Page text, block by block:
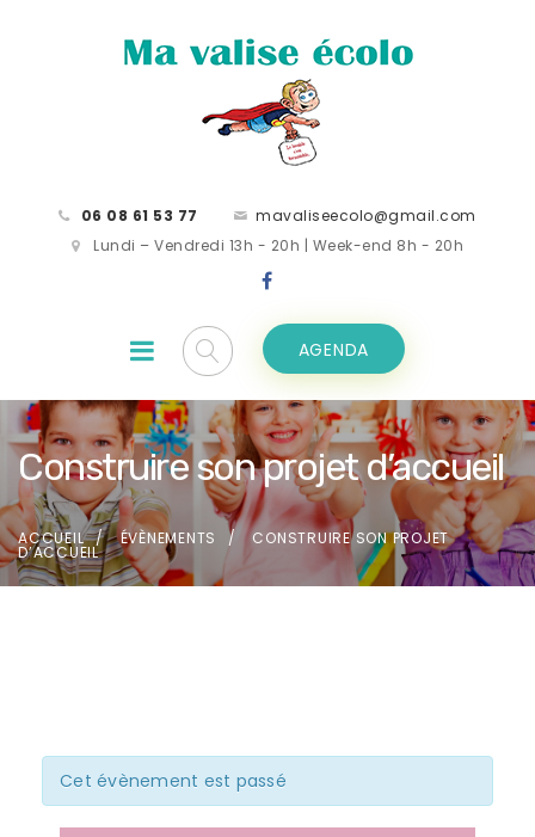
06 08 61 53 77
mavaliseecolo@gmail.com
Lundi – Vendredi 13h - 20h | Week-end 8h - 20h
AGENDA
Construire son projet d’accueil
ACCUEIL ÉVÈNEMENTS CONSTRUIRE SON PROJET
D’ACCUEIL
Cet évènement est passé